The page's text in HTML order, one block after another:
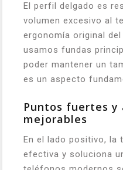
El perfil delgado es
volumen excesivo al
ergonomía original
usamos fundas
poder mantener un
es un aspecto
Puntos fuertes y
mejorables
En el lado positivo, la
efectiva y soluciona